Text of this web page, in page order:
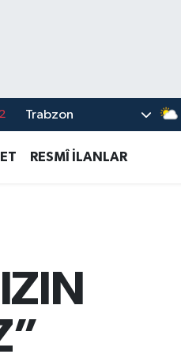
Trabzon
RESMÎ İLANLAR